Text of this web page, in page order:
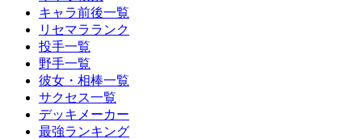
キャラ前後一覧
リセマラランク
投手一覧
野手一覧
彼女・相棒一覧
サクセス一覧
デッキメーカー
最強ランキング